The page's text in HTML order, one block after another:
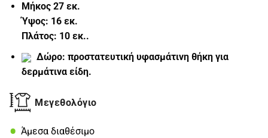
Μήκος 27 εκ.
Ύψος: 16 εκ.
Πλάτος: 10 εκ..
Δώρο: προστατευτική υφασμάτινη θήκη για
δερμάτινα είδη.
Μεγεθολόγιο
Άμεσα διαθέσιμο